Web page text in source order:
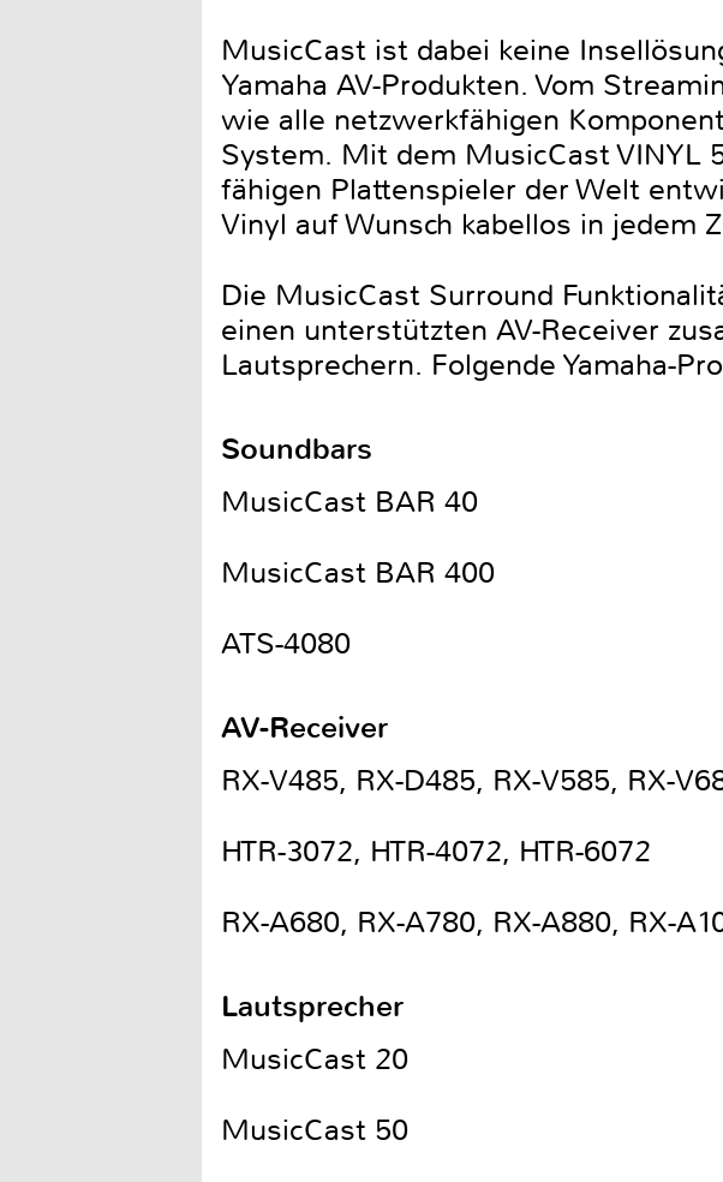
MusicCast ist dabei keine
Yamaha AV-Produkten. Vom
wie alle netzwerkfähigen
System. Mit dem MusicCast VINYL
fähigen Plattenspieler der Welt
Vinyl auf Wunsch kabellos in jedem
Die MusicCast Surround
einen unterstützten AV-Receiver
Lautsprechern. Folgende Yamaha-
Soundbars
MusicCast BAR 40
MusicCast BAR 400
ATS-4080
AV-Receiver
RX-V485, RX-D485, RX-V585, RX-
HTR-3072, HTR-4072, HTR-6072
RX-A680, RX-A780, RX-A880, RX-
Lautsprecher
MusicCast 20
MusicCast 50